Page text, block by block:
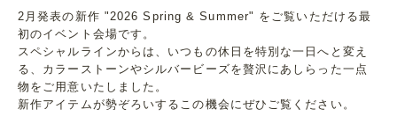
2月発表の新作 "2026 Spring & Summer" をご覧いただける最
初のイベント会場です。
スペシャルラインからは、いつもの休日を特別な一日へと変え
る、カラーストーンやシルバービーズを贅沢にあしらった一点
物をご用意いたしました。
新作アイテムが勢ぞろいするこの機会にぜひご覧ください。